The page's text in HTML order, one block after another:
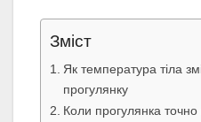
Зміст
Як температура тіла
прогулянку
Коли прогулянка точно